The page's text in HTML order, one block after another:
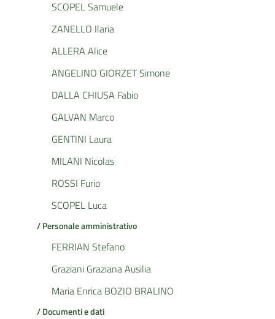
SCOPEL Samuele
ZANELLO Ilaria
ALLERA Alice
ANGELINO GIORZET Simone
DALLA CHIUSA Fabio
GALVAN Marco
GENTINI Laura
MILANI Nicolas
ROSSI Furio
SCOPEL Luca
/ Personale amministrativo
FERRIAN Stefano
Graziani Graziana Ausilia
Maria Enrica BOZIO BRALINO
/ Documenti e dati